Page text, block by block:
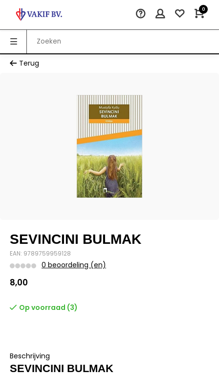
0
Terug
SEVINCINI BULMAK
EAN: 9789759959128
0 beoordeling (en)
8,00
Op voorraad (3)
Beschrijving
SEVINCINI BULMAK